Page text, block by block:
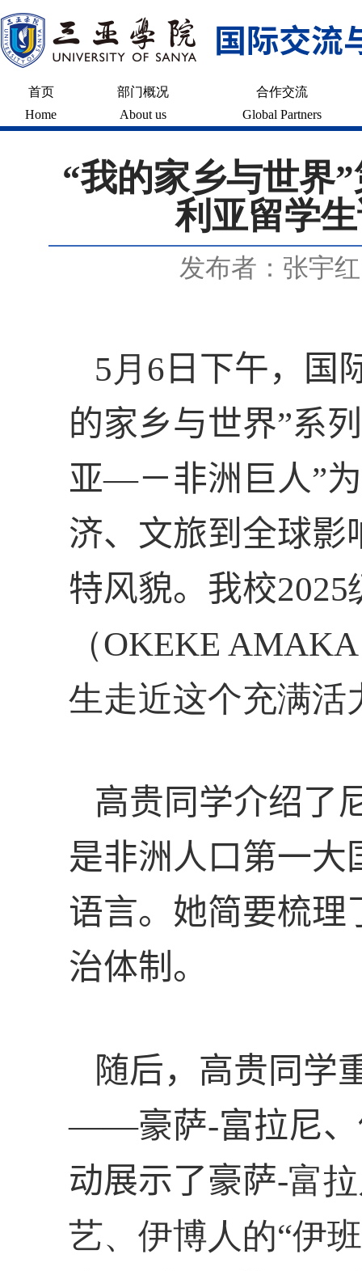
首页
Home
部门概况
About us
合作交流
Global Partners
“我的家乡与世界
利亚留学
发布者：张宇红
5 月 6 日 下午，
国
的家乡与世界”系
亚—－非洲巨人”为
济、文旅到全球影
特风貌。我校2025
（OKEKE
生走近这个充满活
高贵同学介绍了
是非洲人口第一大
语言。她简要梳理
治体制。
随后，高贵同学
——豪萨-富拉尼
动展示了豪萨-富
艺、伊博人的“伊